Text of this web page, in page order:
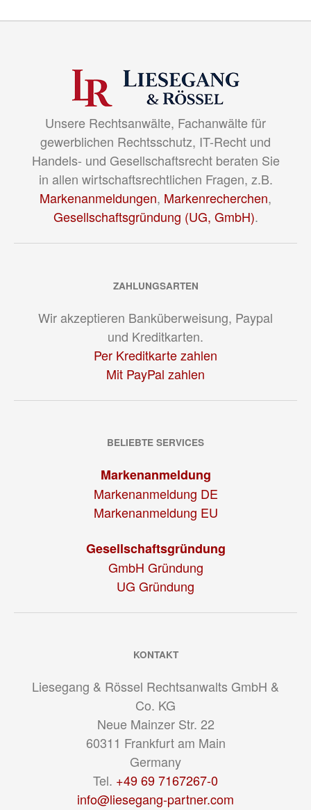
Unsere Rechtsanwälte, Fachanwälte für
gewerblichen Rechtsschutz, IT-Recht und
Handels- und Gesellschaftsrecht beraten Sie
in allen wirtschaftsrechtlichen Fragen, z.B.
Markenanmeldungen, Markenrecherchen,
Gesellschaftsgründung (UG, GmbH).
ZAHLUNGSARTEN
Wir akzeptieren Banküberweisung, Paypal
und Kreditkarten.
Per Kreditkarte zahlen
Mit PayPal zahlen
BELIEBTE SERVICES
Markenanmeldung
Markenanmeldung DE
Markenanmeldung EU
Gesellschaftsgründung
GmbH Gründung
UG Gründung
KONTAKT
Liesegang & Rössel Rechtsanwalts GmbH &
Co. KG
Neue Mainzer Str. 22
60311 Frankfurt am Main
Germany
Tel. +49 69 7167267-0
info@liesegang-partner.com